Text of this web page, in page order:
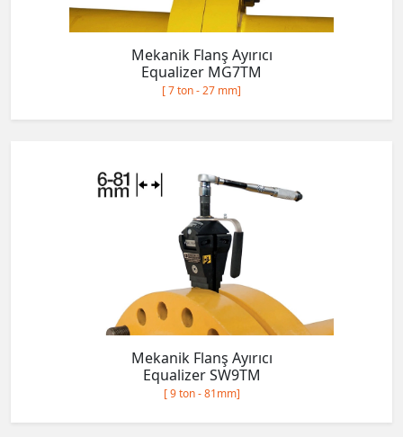
Mekanik Flanş Ayırıcı
Equalizer MG7TM
[ 7 ton - 27 mm]
Mekanik Flanş Ayırıcı
Equalizer SW9TM
[ 9 ton - 81mm]